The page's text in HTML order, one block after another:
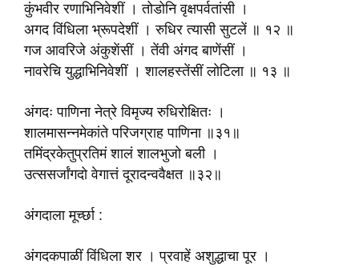
कुंभवीर रणाभिनिवेशीं । तोडोनि वृक्षपर्वतांसी ।
अगद विंधिला भ्रूपदेशीं । रुधिर त्यासी सुटलें ॥ १२ ॥
गज आवरिजे अंकुशेंसीं । तेंवी अंगद बाणेंसीं ।
नावरेचि युद्धाभिनिवेशीं । शालहस्तेंसीं लोटिला ॥ १३ ॥
अंगदः पाणिना नेत्रे विमृज्य रुधिरोक्षितः ।
शालमासन्नमेकांते परिजग्राह पाणिना ॥३१॥
तमिंद्रकेतुप्रतिमं शालं शालभुजो बली ।
उत्ससर्जांगदो वेगात्तं दूरादन्ववैक्षत ॥३२॥
अंगदाला मूर्च्छा :
अंगदकपाळीं विंधिला शर । प्रवाहें अशुद्धाचा पूर ।